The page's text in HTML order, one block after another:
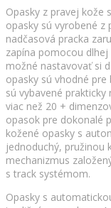
Opasky z pravej kože
opasky sú vyrobené z
nadčasová pracka
zapína pomocou
možné nastavovať si
opasky sú vhodné
sú vybavené
viac než 20 +
opasok pre dokonalé
kožené opasky s
jednoduchý, pružinou
mechanizmus
s track systémom.
Opasky s